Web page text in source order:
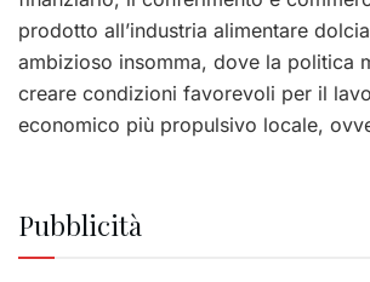
prodotto all’industria alimentare
ambizioso insomma, dove la politica
creare condizioni favorevoli per il
economico più propulsivo locale,
Pubblicità